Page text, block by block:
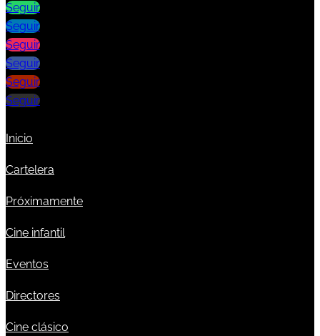
Seguir
Seguir
Seguir
Seguir
Seguir
Seguir
Inicio
Cartelera
Próximamente
Cine infantil
Eventos
Directores
Cine clásico